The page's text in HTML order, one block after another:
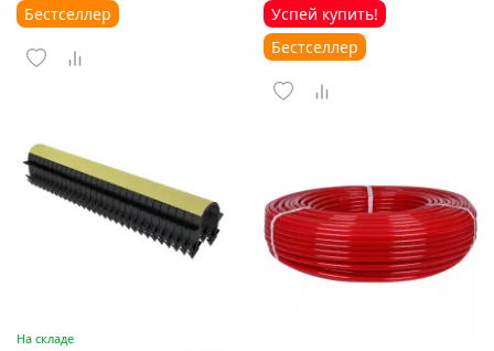
Бестселлер
На складе
Успей купить!
Бестселлер